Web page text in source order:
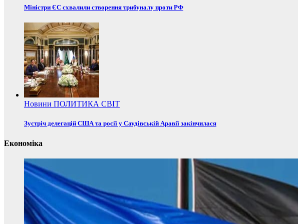
Міністри ЄС схвалили створення трибуналу проти РФ
Новини ПОЛИТИКА СВІТ
Зустріч делегацій США та росії у Саудівській Аравії закінчилася
Економіка